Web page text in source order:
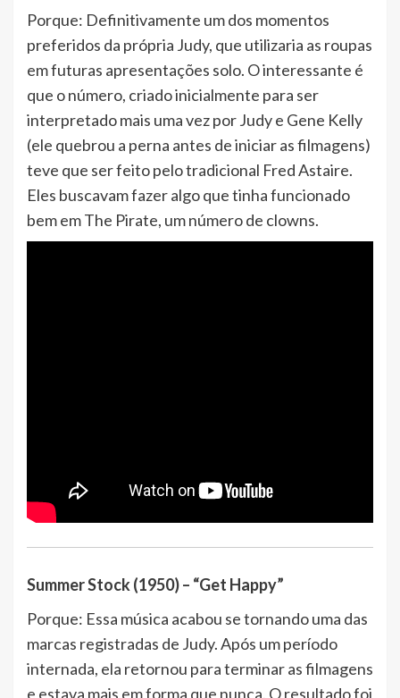
Porque: Definitivamente um dos momentos
preferidos da própria Judy, que utilizaria as roupas
em futuras apresentações solo. O interessante é
que o número, criado inicialmente para ser
interpretado mais uma vez por Judy e Gene Kelly
(ele quebrou a perna antes de iniciar as filmagens)
teve que ser feito pelo tradicional Fred Astaire.
Eles buscavam fazer algo que tinha funcionado
bem em The Pirate, um número de clowns.
Summer Stock (1950) – “Get Happy”
Porque: Essa música acabou se tornando uma das
marcas registradas de Judy. Após um período
internada, ela retornou para terminar as filmagens
e estava mais em forma que nunca. O resultado foi